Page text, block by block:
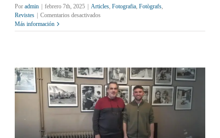
Por admin febrero 7th, 2025 Articles, Fotografia, Fotògrafs,
Revistes
Comentarios desactivadosen
News,
de
la
FIAP
Más información